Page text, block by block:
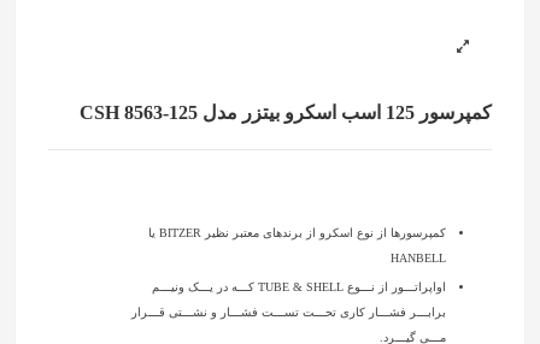
کمپرسور 125 اسب اسکرو بیتزر مدل CSH 8563-125
کمپرسورها از نوع اسکرو از برندهای معتبر نظیر BITZER یا
HANBELL
اواپراتـــور از نـــوع TUBE & SHELL کـــه در یـــک ونیـــم
برابـــر فشـــار کاری تحـــت تســـت فشـــار و نشـــتی قـــرار
مـــی گیـــرد.